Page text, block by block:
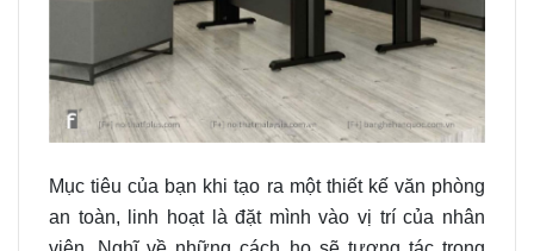
Mục tiêu của bạn khi tạo ra một thiết kế văn phòng
an toàn, linh hoạt là đặt mình vào vị trí của nhân